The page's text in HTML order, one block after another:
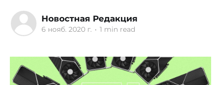
Новостная Редакция
6 нояб. 2020 г. • 1 min read